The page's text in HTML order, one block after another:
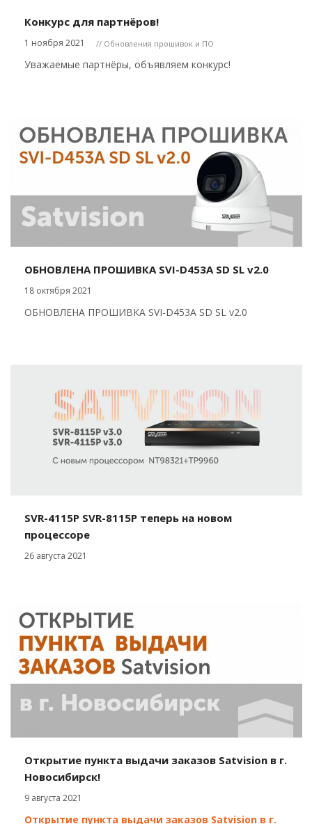
Конкурс для партнёров!
1 ноября 2021 // Обновления прошивок и ПО
Уважаемые партнёры, объявляем конкурс!
ОБНОВЛЕНА ПРОШИВКА SVI-D453A SD SL v2.0
18 октября 2021
ОБНОВЛЕНА ПРОШИВКА SVI-D453A SD SL v2.0
SVR-4115P SVR-8115P теперь на новом
процессоре
26 августа 2021
Открытие пункта выдачи заказов Satvision в г.
Новосибирск!
9 августа 2021
Открытие пункта выдачи заказов Satvision в г.